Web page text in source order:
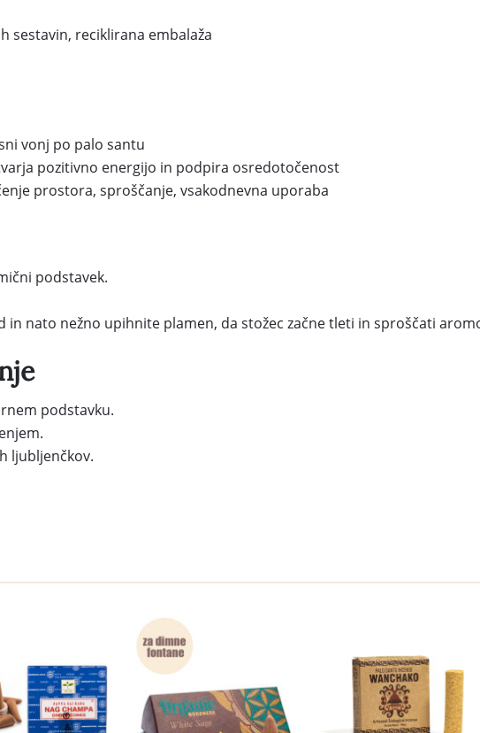
sestavin, reciklirana embalaža
vonj po palo santu
pozitivno energijo in podpira osredotočenost
prostora, sproščanje, vsakodnevna uporaba
podstavek.
in nato nežno upihnite plamen, da stožec začne tleti in sproščati
podstavku.
ljubljenčkov.